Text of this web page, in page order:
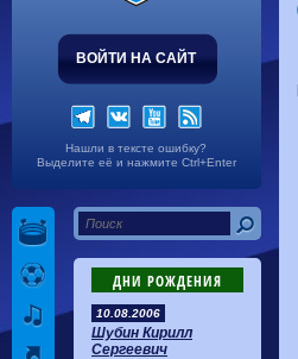
ВОЙТИ НА САЙТ
Нашли в тексте ошибку?
Выделите её и нажмите Ctrl+Enter
ДНИ РОЖДЕНИЯ
10.08.2006
Шубин Кирилл
Сергеевич